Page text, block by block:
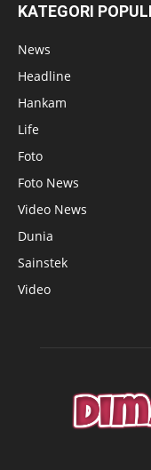
KATEGORI
News
Headline
Hankam
Life
Foto
Foto News
Video News
Dunia
Sainstek
Video